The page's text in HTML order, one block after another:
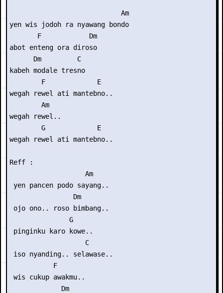
                            Am
yen wis jodoh ra nyawang bondo
       F            Dm
abot enteng ora diroso
      Dm         C
kabeh modale tresno
        F             E
wegah rewel ati mantebno..
        Am
wegah rewel..
        G             E
wegah rewel ati mantebno..
Reff :
                   Am
yen pancen podo sayang..
                Dm
ojo ono.. roso bimbang..
               G
pinginku karo kowe..
                   C
iso nyanding.. selawase..
           F
wis cukup awakmu..
             Dm